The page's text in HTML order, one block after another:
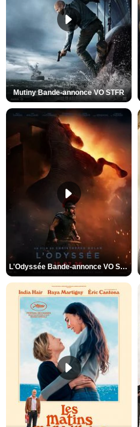
Mutiny Bande-annonce VO STFR
L'Odyssée Bande-annonce VO STFR